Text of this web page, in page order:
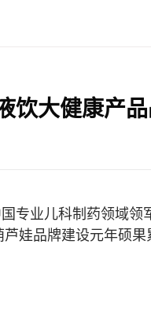
饮大健康产
专业儿科制药领域
娃品牌建设元年硕